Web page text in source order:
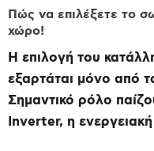
Πώς να επιλέξετε το
χώρο!
Η επιλογή του
εξαρτάται μόνο από
Σημαντικό ρόλο
Inverter, η